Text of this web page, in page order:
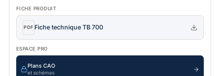
FICHE PRODUIT
PDF Fiche technique TB 700
ESPACE PRO
Plans CAO
et schémas